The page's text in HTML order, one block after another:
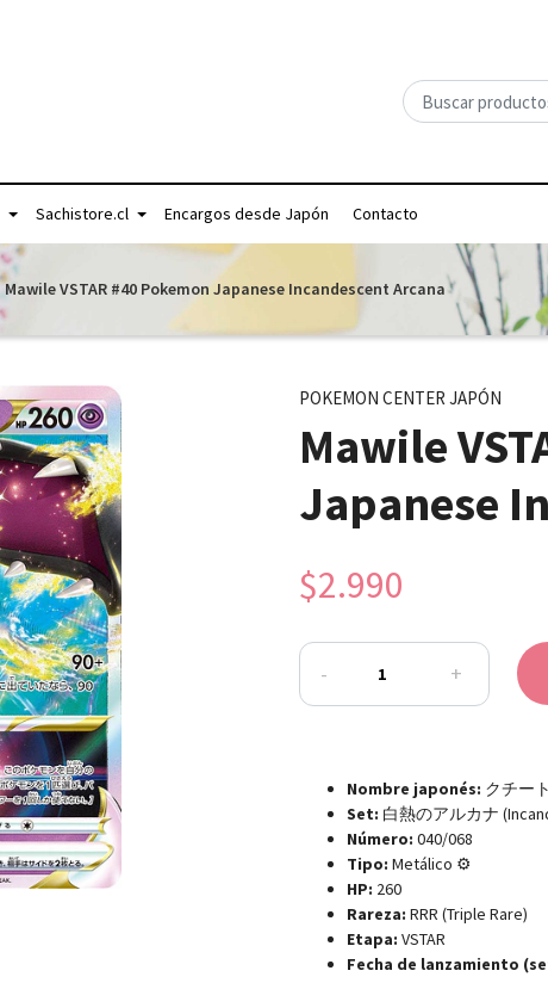
Sachistore.cl Encargos desde Japón Contacto
Mawile VSTAR #40 Pokemon Japanese Incandescent Arcana
POKEMON CENTER JAPÓN
Mawile
Japanese
$2.990
- +
Nombre japonés: クチー
Set: 白熱のアルカナ
Número: 040/068
Tipo: Metálico ⚙️
HP: 260
Rareza: RRR (Triple Rare)
Etapa: VSTAR
Fecha de lanzamiento